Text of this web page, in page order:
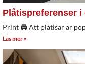
Plåtispreferenser i
Print 🖨 Att plåtisar är
Läs mer »